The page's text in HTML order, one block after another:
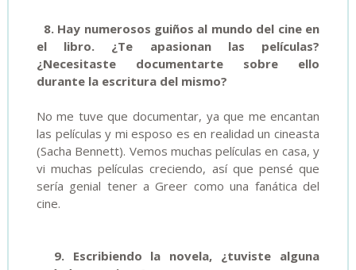
8. Hay numerosos guiños al mundo del cine en
el libro. ¿Te apasionan las películas?
¿Necesitaste documentarte sobre ello
durante la escritura del mismo?
No me tuve que documentar, ya que me encantan
las películas y mi esposo es en realidad un cineasta
(Sacha Bennett). Vemos muchas películas en casa, y
vi muchas películas creciendo, así que pensé que
sería genial tener a Greer como una fanática del
cine.
9. Escribiendo la novela, ¿tuviste alguna